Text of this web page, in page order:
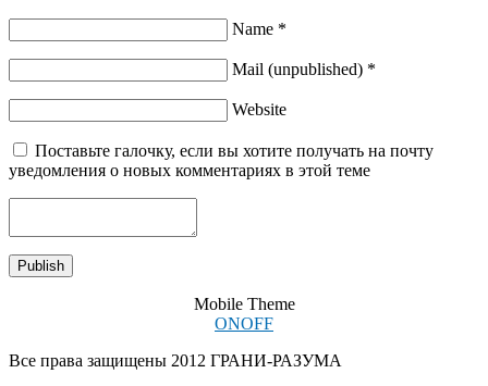
Name *
Mail (unpublished) *
Website
Поставьте галочку, если вы хотите получать на почту
уведомления о новых комментариях в этой теме
Mobile Theme
ONOFF
Все права защищены 2012 ГРАНИ-РАЗУМА